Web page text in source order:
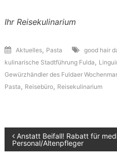
Ihr Reisekulinarium
Aktuelles, Pasta good hair
kulinarische Stadtführung Fulda ,
Gewürzhändler des Fuldaer
Pasta , Reisebüro, Reisekulinarium
Anstatt Beifall! Rabatt für
Personal/Altenpfleger